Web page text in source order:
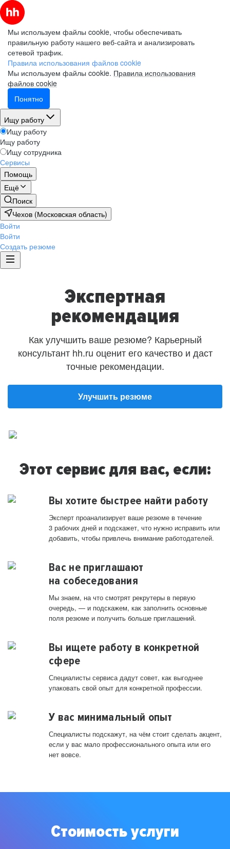
Мы используем файлы cookie, чтобы обеспечивать
правильную работу нашего веб-сайта и анализировать
сетевой трафик.
Правила использования файлов cookie
Мы используем файлы cookie. Правила использования
файлов cookie
Понятно
Ищу работу
Ищу работу
Ищу работу
Ищу сотрудника
Сервисы
Помощь
Ещё
Поиск
Чехов (Московская область)
Войти
Войти
Создать резюме
Экспертная
рекомендация
Как улучшить ваше резюме? Карьерный
консультант hh.ru оценит его качество и даст
точные рекомендации.
Улучшить резюме
Этот сервис для вас, если:
Вы хотите быстрее найти работу
Эксперт проанализирует ваше резюме в течение
3 рабочих дней и подскажет, что нужно исправить или
добавить, чтобы привлечь внимание работодателей.
Вас не приглашают
на собеседования
Мы знаем, на что смотрят рекрутеры в первую
очередь, — и подскажем, как заполнить основные
поля резюме и получить больше приглашений.
Вы ищете работу в конкретной
сфере
Специалисты сервиса дадут совет, как выгоднее
упаковать свой опыт для конкретной профессии.
У вас минимальный опыт
Специалисты подскажут, на чём стоит сделать акцент,
если у вас мало профессионального опыта или его
нет вовсе.
Стоимость услуги